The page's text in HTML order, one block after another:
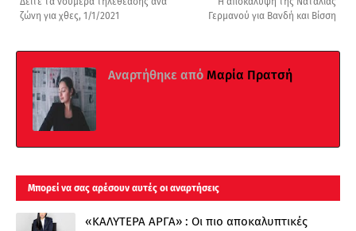
Γερμανού για Βανδή και Βίσση
ζώνη για χθες, 1/1/2021
Αναρτήθηκε από Μαρία Πρατσή
Μπορεί να σας αρέσουν αυτές οι αναρτήσεις
«ΚΑΛΥΤΕΡΑ ΑΡΓΑ» : Oι πιο αποκαλυπτικές